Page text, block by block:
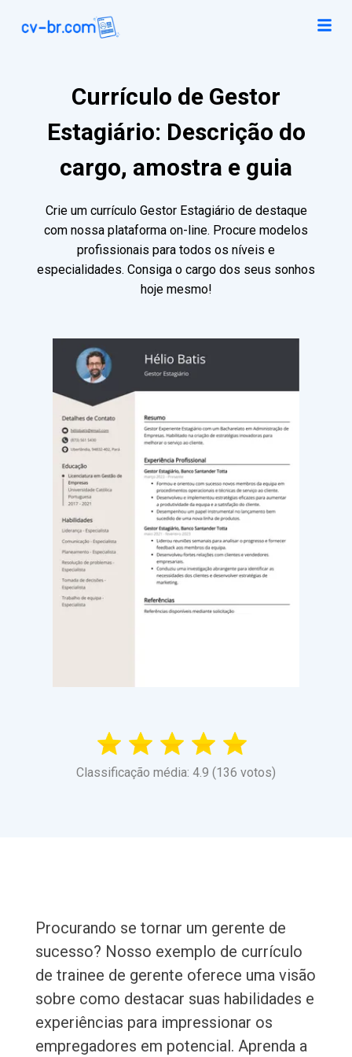
Currículo de Gestor
Estagiário: Descrição do
cargo, amostra e guia
Crie um currículo Gestor Estagiário de destaque
com nossa plataforma on-line. Procure modelos
profissionais para todos os níveis e
especialidades. Consiga o cargo dos seus sonhos
hoje mesmo!
Classificação média: 4.9 (136 votos)
Procurando se tornar um gerente de
sucesso? Nosso exemplo de currículo
de trainee de gerente oferece uma visão
sobre como destacar suas habilidades e
experiências para impressionar os
empregadores em potencial. Aprenda a